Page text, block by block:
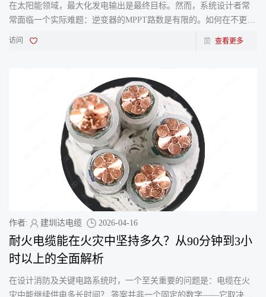
在太阳能领域，最大化发电输出是最终目标。然而，系统设计者常
常面临一个实际难题：逆变器的MPPT路数是有限的。如何在不更换
整套逆变器的情况下，高效地连接更多光伏组串？答案在于一
访问 查看更多
作者: 建圳达电缆 2026-04-16
耐火电缆能在火灾中坚持多久？从90分钟到3小
时以上的全面解析
在设计消防及关键电路系统时，一个至关重要的问题是：电缆在火
灾中能继续供电多长时间？​ 答案并非一个固定的数字——它取决于